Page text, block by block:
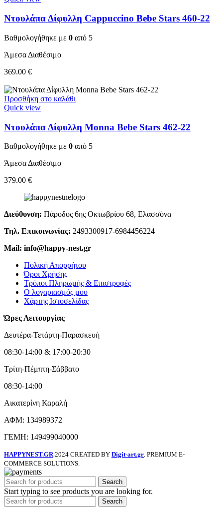
Ντουλάπα Δίφυλλη Cappuccino Bebe Stars 460-22
Βαθμολογήθηκε με 0 από 5
Άμεσα Διαθέσιμο
369.00 €
Προσθήκη στο καλάθι
Quick view
Ντουλάπα Δίφυλλη Monna Bebe Stars 462-22
Βαθμολογήθηκε με 0 από 5
Άμεσα Διαθέσιμο
379.00 €
Διεύθυνση: Πάροδος 6ης Οκτωβρίου 68, Ελασσόνα
Τηλ. Επικοινωνίας: 2493300917-6984456224
Mail: info@happy-nest.gr
Πολική Απορρήτου
Όροι Χρήσης
Τρόποι Πληρωμής & Επιστροφές
Ο λογαριασμός μου
Χάρτης Ιστοσελίδας
Ώρες Λειτουργίας
Δευτέρα-Τετάρτη-Παρασκευή
08:30-14:00 & 17:00-20:30
Τρίτη-Πέμπτη-Σάββατο
08:30-14:00
Αικατερίνη Καραλή
ΑΦΜ: 134989372
ΓΕΜΗ: 149499040000
HAPPYNEST.GR 2024 CREATED BY Digit-art.gr. PREMIUM E-
COMMERCE SOLUTIONS.
Search
Start typing to see products you are looking for.
Search